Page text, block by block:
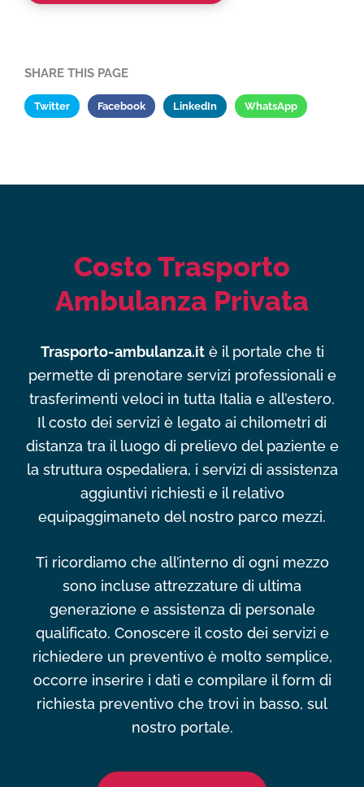
SHARE THIS PAGE
Twitter Facebook LinkedIn WhatsApp
Costo Trasporto
Ambulanza Privata
Trasporto-ambulanza.itè il portale che ti
permette di prenotare servizi professionali e
trasferimenti veloci in tutta Italia e all’estero.
Il costo dei servizi è legato ai chilometri di
distanza tra il luogo di prelievo del paziente e
la struttura ospedaliera, i servizi di assistenza
aggiuntivi richiesti e il relativo
equipaggimaneto del nostro parco mezzi.
Ti ricordiamo che all’interno di ogni mezzo
sono incluse attrezzature di ultima
generazione e assistenza di personale
qualificato. Conoscere il costo dei servizi e
richiedere un preventivo è molto semplice,
occorre inserire i dati e compilare il form di
richiesta preventivo che trovi in basso, sul
nostro portale.